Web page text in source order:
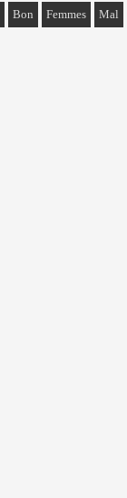
Bon Femmes Mal